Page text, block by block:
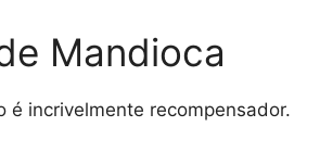
Mandioca
é incrivelmente recompensador.